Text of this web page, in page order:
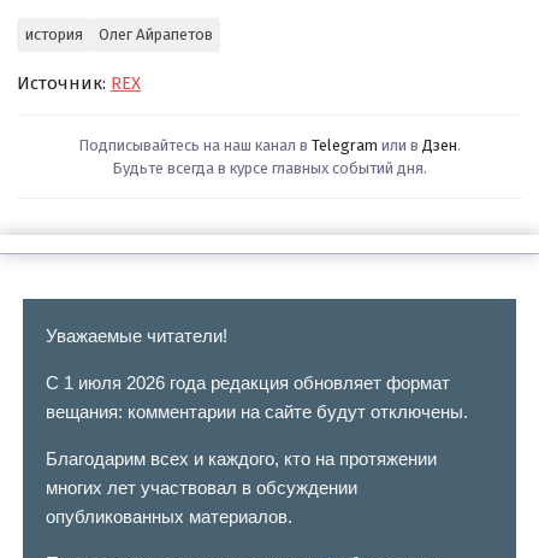
история Олег Айрапетов
Источник: REX
Подписывайтесь на наш канал в Telegram или в Дзен.
Будьте всегда в курсе главных событий дня.
Уважаемые читатели!
С 1 июля 2026 года редакция обновляет формат
вещания: комментарии на сайте будут отключены.
Благодарим всех и каждого, кто на протяжении
многих лет участвовал в обсуждении
опубликованных материалов.